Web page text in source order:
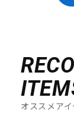
オススメア